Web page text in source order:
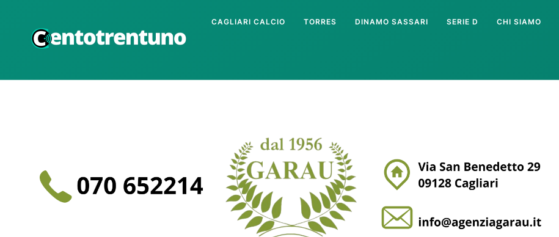
CAGLIARI CALCIO TORRES DINAMO SASSARI SERIE D CHI SIAMO